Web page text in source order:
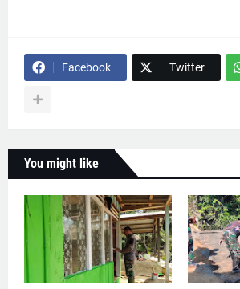
Facebook Twitter
You might like